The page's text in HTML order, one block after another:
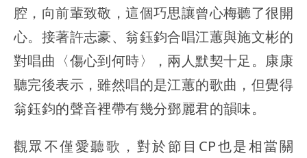
腔，向前輩致敬，這個巧思讓曾心梅聽了很開
心。接著許志豪、翁鈺鈞合唱江蕙與施文彬的
對唱曲〈傷心到何時〉，兩人默契十足。康康
聽完後表示，雖然唱的是江蕙的歌曲，但覺得
翁鈺鈞的聲音裡帶有幾分鄧麗君的韻味。
觀眾不僅愛聽歌，對於節目CP也是相當關